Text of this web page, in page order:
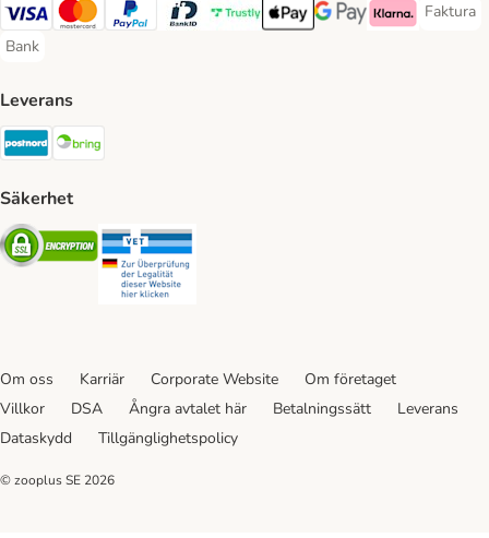
Visa Payment Method
Mastercard Payment Method
PayPal Payment Method
BankID Payment Method
Trustly Payment Method
Apple Pay Payment Method
Googple Pay Payment
Klarna Payment
Faktura
Faktura
Bank
Bank Payment Method
Leverans
Postnord Shipping Method
Säkerhet
Security
Om oss Karriär Corporate Website
Om företaget
Villkor
DSA Ångra avtalet här Betalningssätt
Leverans
Dataskydd
Tillgänglighetspolicy
© zooplus SE 2026